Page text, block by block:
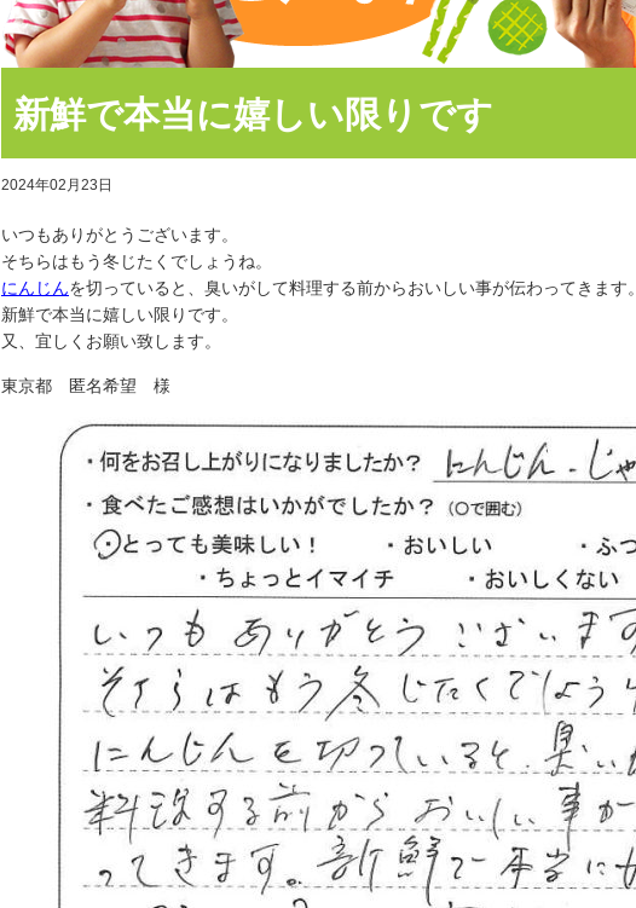
新鮮で本当に嬉しい限りです
2024年02月23日
いつもありがとうございます。
そちらはもう冬じたくでしょうね。
にんじんを切っていると、臭いがして料理する前からおいしい事が伝わってきます。
新鮮で本当に嬉しい限りです。
又、宜しくお願い致します。
東京都 匿名希望 様